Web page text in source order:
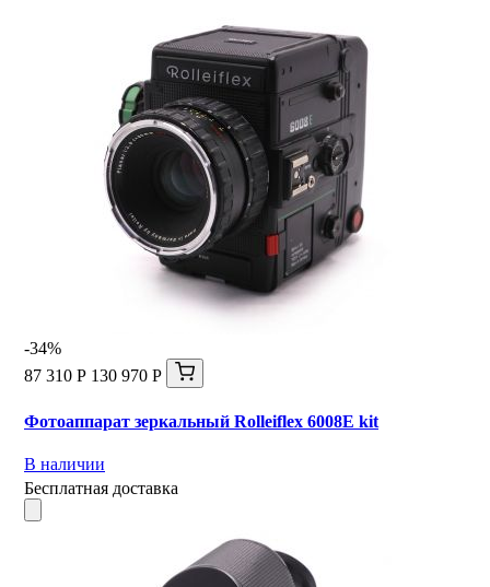
-34%
87 310 Р 130 970 Р
Фотоаппарат зеркальный Rolleiflex 6008E kit
В наличии
Бесплатная доставка